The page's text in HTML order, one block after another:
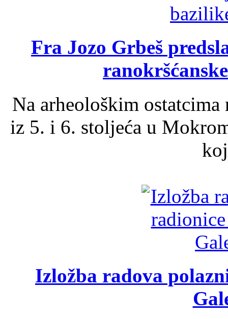
Fra Jozo Grbeš
Na arheološkim
iz 5. i 6. stoljeća u
Izložba radova